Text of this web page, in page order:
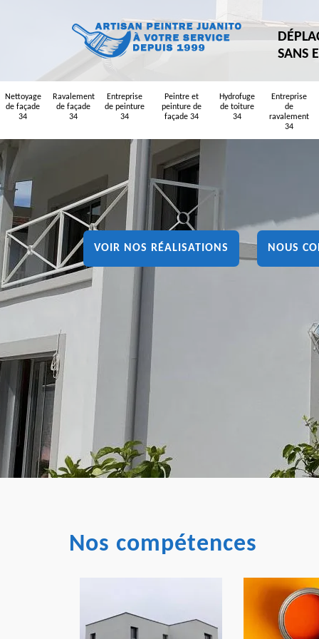
SANS
Nettoyage
de façade
34
Ravalement
de façade
34
Entreprise
de peinture
34
Peintre et
peinture de
façade 34
Hydrofuge
de toiture
34
Entreprise
de
ravalement
34
VOIR NOS RÉALISATIONS NOUS
Nos compétences